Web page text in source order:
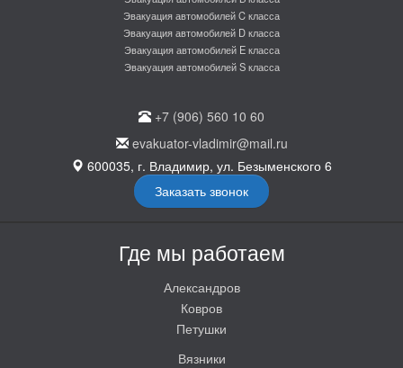
Эвакуация автомобилей C класса
Эвакуация автомобилей D класса
Эвакуация автомобилей E класса
Эвакуация автомобилей S класса
+7 (906) 560 10 60
evakuator-vladimir@mail.ru
600035, г. Владимир, ул. Безыменского 6
Заказать звонок
Где мы работаем
Александров
Ковров
Петушки
Вязники